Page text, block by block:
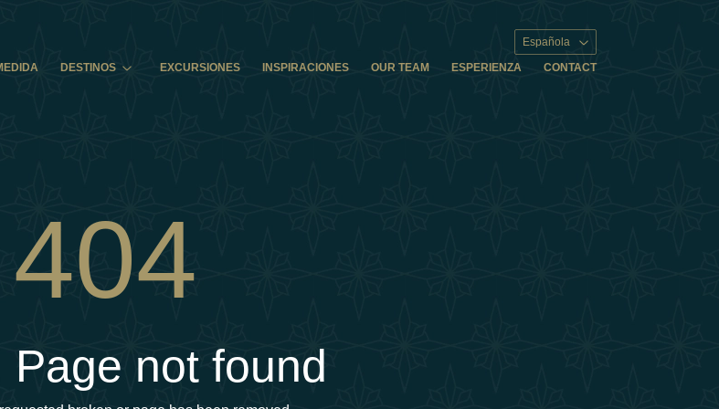
Española
DESTINOS EXCURSIONES INSPIRACIONES OUR TEAM ESPERIENZA CONTACT
404
Page not found